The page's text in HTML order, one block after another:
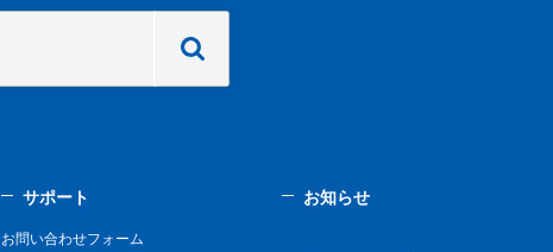
サポート
お問い合わせフォーム
お知らせ